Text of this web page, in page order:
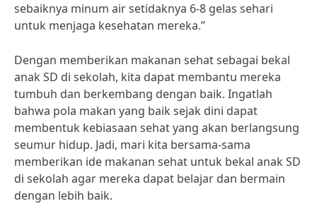
sebaiknya minum air setidaknya 6-8 gelas sehari
untuk menjaga kesehatan mereka.”
Dengan memberikan makanan sehat sebagai bekal
anak SD di sekolah, kita dapat membantu mereka
tumbuh dan berkembang dengan baik. Ingatlah
bahwa pola makan yang baik sejak dini dapat
membentuk kebiasaan sehat yang akan berlangsung
seumur hidup. Jadi, mari kita bersama-sama
memberikan ide makanan sehat untuk bekal anak SD
di sekolah agar mereka dapat belajar dan bermain
dengan lebih baik.